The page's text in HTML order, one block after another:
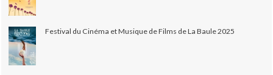
Festival du Cinéma et Musique de Films de La Baule 2025